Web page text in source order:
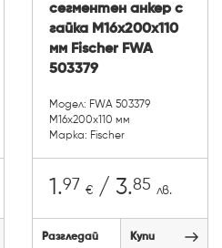
сегментен анкер с
гайка М16х200х110
мм Fischer FWA
503379
Модел: FWA 503379
М16х200х110 мм
Марка: Fischer
1.97 € / 3.85 лв.
Разгледай Купи